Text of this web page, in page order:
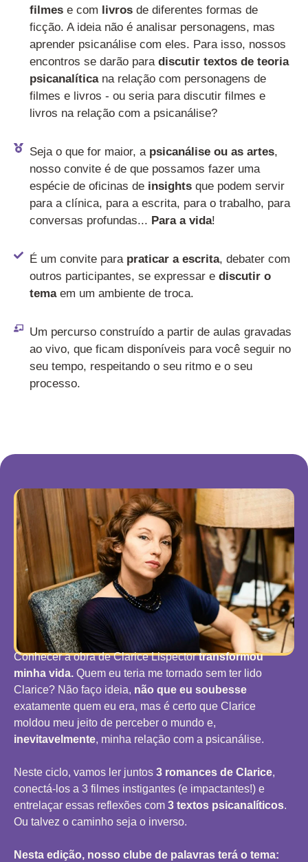
filmese com livrosde diferentes formas de
ficção. A ideia não é analisar personagens, mas
aprender psicanálise com eles. Para isso, nossos
encontros se darão para discutir textos de teoria
psicanalítica na relação com personagens de
filmes e livros - ou seria para discutir filmes e
livros na relação com a psicanálise?
Seja o que for maior, a psicanálise ou as artes,
nosso convite é de que possamos fazer uma
espécie de oficinas de insightsque podem servir
para a clínica, para a escrita, para o trabalho, para
conversas profundas... Para a vida!
É um convite para praticar a escrita, debater com
outros participantes, se expressar e discutir o
temaem um ambiente de troca.
Um percurso construído a partir de aulas gravadas
ao vivo, que ficam disponíveis para você seguir no
seu tempo, respeitando o seu ritmo e o seu
processo.
Conhecer a obra de Clarice Lispectortransformou
minha vida. Quem eu teria me tornado sem ter lido
Clarice? Não faço ideia, não que eu soubesse
exatamente quem eu era, mas é certo que Clarice
moldou meu jeito de perceber o mundo e,
inevitavelmente, minha relação com a psicanálise.
Neste ciclo, vamos ler juntos 3 romances de Clarice,
conectá-los a 3 filmes instigantes (e impactantes!) e
entrelaçar essas reflexões com 3 textos psicanalíticos.
Ou talvez o caminho seja o inverso.
Nesta edição, nosso clube de palavras terá o tema: